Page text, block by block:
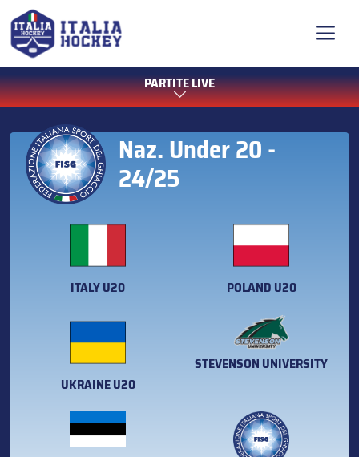
PARTITE LIVE
Naz. Under 20 -
24/25
ITALY U20 POLAND U20
UKRAINE U20
STEVENSON UNIVERSITY